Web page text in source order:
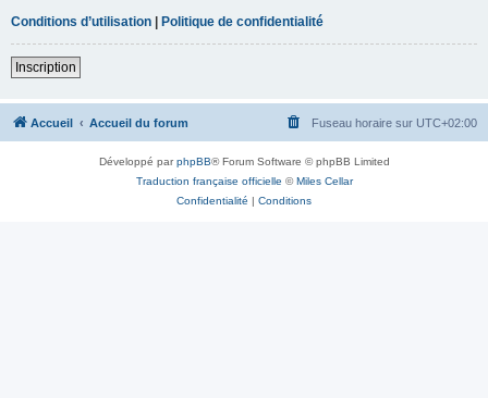
Conditions d’utilisation | Politique de confidentialité
Inscription
Accueil Accueil du forum Fuseau horaire sur UTC+02:00
Développé parphpBB® Forum Software © phpBB Limited
Traduction française officielle ©Miles Cellar
Confidentialité | Conditions